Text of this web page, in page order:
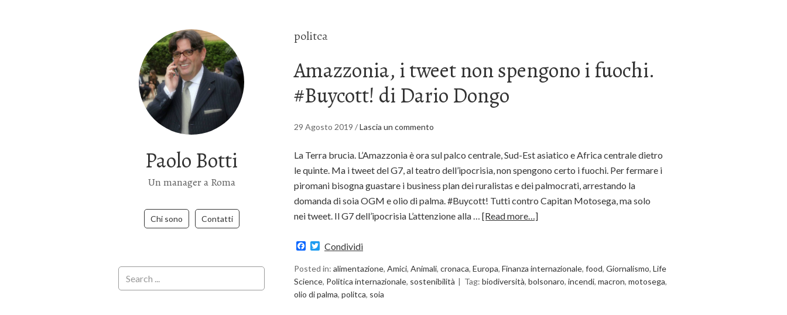
Paolo Botti
Un manager a Roma
Chi sono Contatti
politca
Amazzonia, i tweet non spengono i fuochi.
#Buycott! di Dario Dongo
29 Agosto 2019 /Lascia un commento
La Terra brucia. L’Amazzonia è ora sul palco centrale, Sud-Est asiatico e Africa centrale dietro
le quinte. Ma i tweet del G7, al teatro dell’ipocrisia, non spengono certo i fuochi. Per fermare i
piromani bisogna guastare i business plan dei ruralistas e dei palmocrati, arrestando la
domanda di soia OGM e olio di palma. #Buycott! Tutti contro Capitan Motosega, ma solo
nei tweet. Il G7 dell’ipocrisia L’attenzione alla … [Read more…]
Facebook
Twitter
Condividi
Posted in: alimentazione, Amici, Animali, cronaca, Europa, Finanza internazionale, food, Giornalismo, Life
Science, Politica internazionale, sostenibilità Tag: biodiversità, bolsonaro, incendi, macron, motosega,
olio di palma, politca, soia